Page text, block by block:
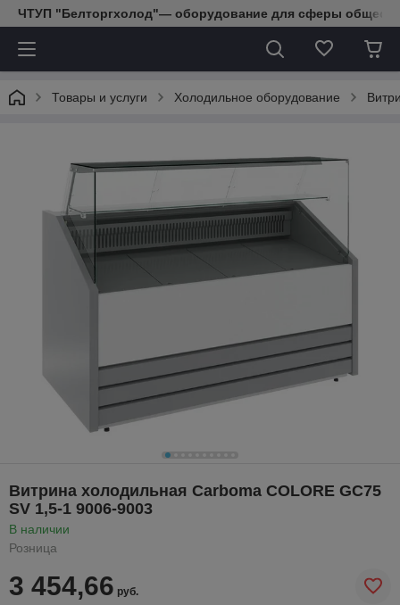
ЧТУП "Белторгхолод"— оборудование для сферы
Товары и услуги Холодильное оборудование
Витрина холодильная Carboma COLORE GC75
SV 1,5-1 9006-9003
В наличии
Розница
3 454,66 руб.